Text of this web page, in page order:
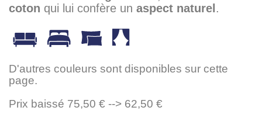
coton qui lui confère un aspect naturel .
D'autres couleurs sont disponibles sur cette
page.
Prix baissé 75,50 € --> 62,50 €